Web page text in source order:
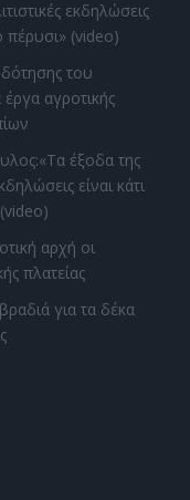
εκδηλώσεις
πέρυσι» (video)
του
αγροτικής
έξοδα της
είναι κάτι
αρχή οι
πλατείας
για τα δέκα